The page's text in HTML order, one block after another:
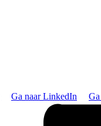
Ga naar LinkedIn